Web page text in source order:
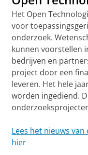
Het Open
voor
onderzoek.
kunnen voorstellen
bedrijven en
project door een
leveren. Het hele
worden ingediend.
Lees het nieuws
hier